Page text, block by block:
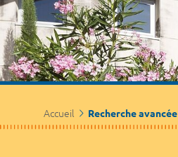
Accueil Recherche avancée